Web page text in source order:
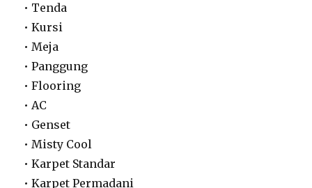
• Tenda
• Kursi
• Meja
• Panggung
• Flooring
• AC
• Genset
• Misty Cool
• Karpet Standar
• Karpet Permadani